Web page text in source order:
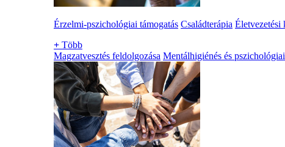
Érzelmi-pszichológiai támogatás Családterápia Életvezetési
+ Több
Magzatvesztés feldolgozása Mentálhigiénés és